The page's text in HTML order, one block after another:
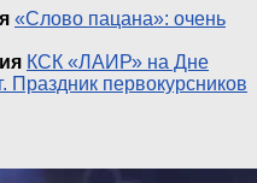
«Слово пацана»: очень
КСК «ЛАИР» на Дне
Праздник первокурсников